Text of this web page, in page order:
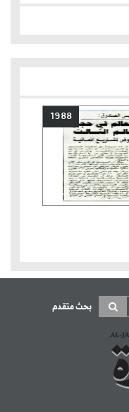
1988
بحث متقدم